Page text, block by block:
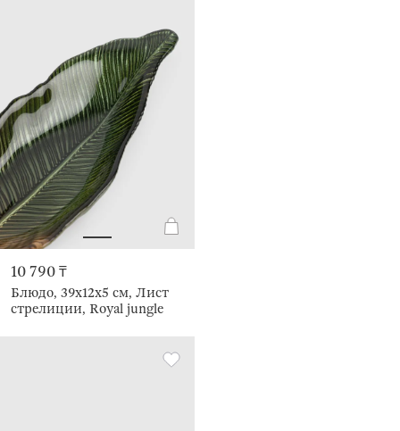
10 790 ₸
Блюдо, 39х12х5 см, Лист
стрелиции, Royal jungle